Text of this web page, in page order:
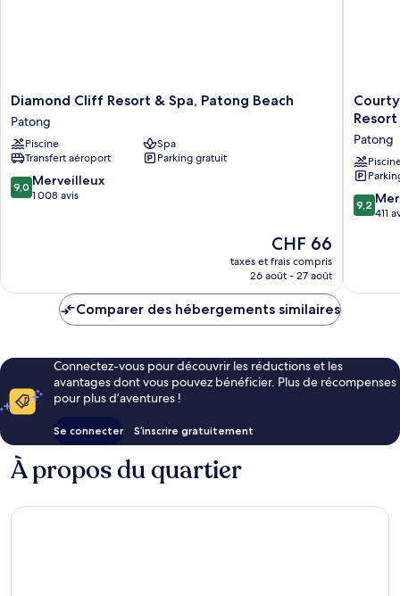
Twins,
Pool
view)
Diamond
Cliff
Resort
&
Spa,
Patong
Beach
Diamond Cliff Resort & Spa, Patong Beach
Patong
Piscine
Spa
Transfert aéroport
Parking gratuit
9.0
sur
9,0 Merveilleux
1 008 avis
Le
nouveau
prix
de
CHF 66
taxes et frais compris
26 août - 27 août
by
Phuket,
Patong
Beach
Resort
Patong
Resort
Patong
9.2
sur
9,2
411
Comparer des hébergements similaires
Connectez-vous pour découvrir les réductions et les
avantages dont vous pouvez bénéficier. Plus de récompenses
pour plus d’aventures !
Se connecter S’inscrire gratuitement
À propos du quartier